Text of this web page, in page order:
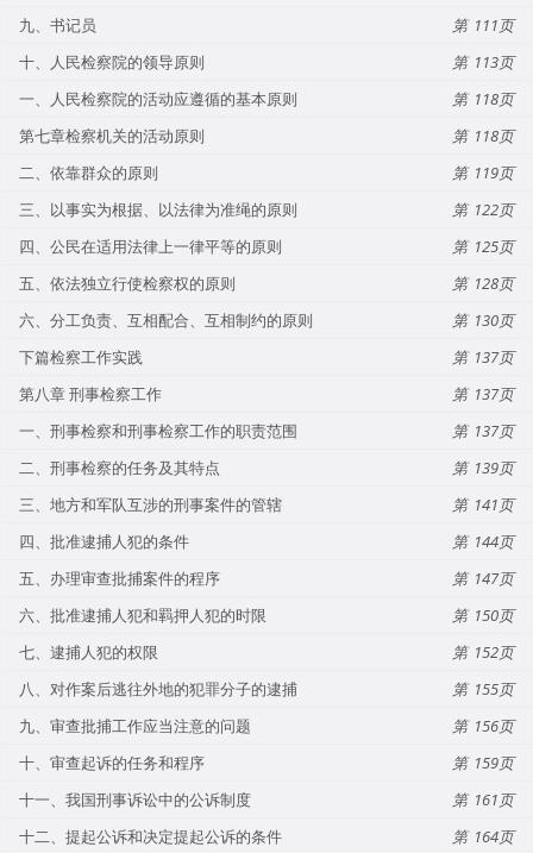
九、书记员
111
十、人民检察院的领导原则
113
一、人民检察院的活动应遵循的基本原则
118
第七章检察机关的活动原则
118
二、依靠群众的原则
119
三、以事实为根据、以法律为准绳的原则
122
四、公民在适用法律上一律平等的原则
125
五、依法独立行使检察权的原则
128
六、分工负责、互相配合、互相制约的原则
130
下篇检察工作实践
137
第八章 刑事检察工作
137
一、刑事检察和刑事检察工作的职责范围
137
二、刑事检察的任务及其特点
139
三、地方和军队互涉的刑事案件的管辖
141
四、批准逮捕人犯的条件
144
五、办理审查批捕案件的程序
147
六、批准逮捕人犯和羁押人犯的时限
150
七、逮捕人犯的权限
152
八、对作案后逃往外地的犯罪分子的逮捕
155
九、审查批捕工作应当注意的问题
156
十、审查起诉的任务和程序
159
十一、我国刑事诉讼中的公诉制度
161
十二、提起公诉和决定提起公诉的条件
164